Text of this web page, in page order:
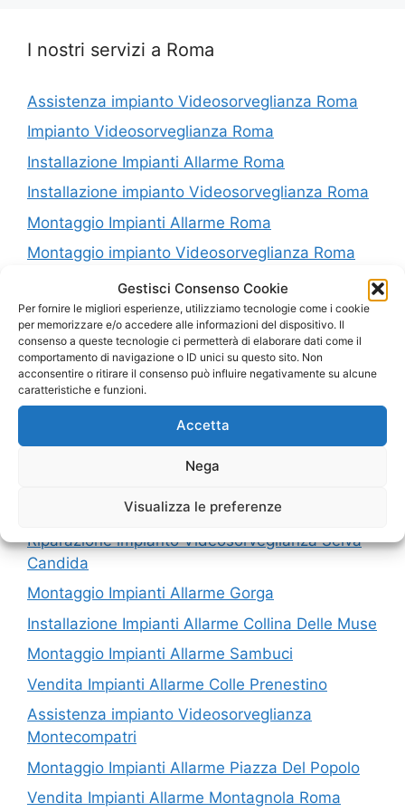
Gestisci Consenso Cookie
Per fornire le migliori esperienze, utilizziamo tecnologie come i cookie
per memorizzare e/o accedere alle informazioni del dispositivo. Il
consenso a queste tecnologie ci permetterà di elaborare dati come il
comportamento di navigazione o ID unici su questo sito. Non
acconsentire o ritirare il consenso può influire negativamente su alcune
caratteristiche e funzioni.
Accetta
Nega
Visualizza le preferenze
I nostri servizi a Roma
Assistenza impianto Videosorveglianza Roma
Impianto Videosorveglianza Roma
Installazione Impianti Allarme Roma
Installazione impianto Videosorveglianza Roma
Montaggio Impianti Allarme Roma
Montaggio impianto Videosorveglianza Roma
Riparazione Impianti Allarme Roma
Riparazione impianto Videosorveglianza Roma
Vendita Impianti Allarme Roma
Vendita impianto Videosorveglianza Roma
I nostri servizi in Provincia di Roma
Riparazione impianto Videosorveglianza Selva
Candida
Montaggio Impianti Allarme Gorga
Installazione Impianti Allarme Collina Delle Muse
Montaggio Impianti Allarme Sambuci
Vendita Impianti Allarme Colle Prenestino
Assistenza impianto Videosorveglianza
Montecompatri
Montaggio Impianti Allarme Piazza Del Popolo
Vendita Impianti Allarme Montagnola Roma